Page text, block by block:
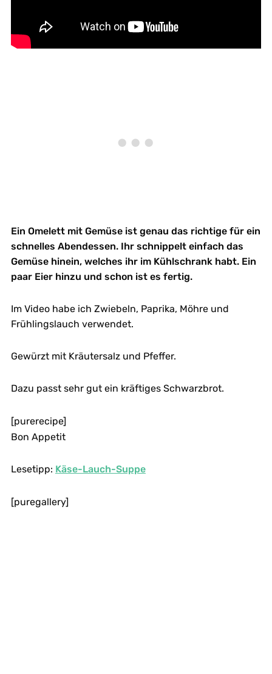
Ein Omelett mit Gemüse ist genau das richtige für ein
schnelles Abendessen. Ihr schnippelt einfach das
Gemüse hinein, welches ihr im Kühlschrank habt. Ein
paar Eier hinzu und schon ist es fertig.
Im Video habe ich Zwiebeln, Paprika, Möhre und
Frühlingslauch verwendet.
Gewürzt mit Kräutersalz und Pfeffer.
Dazu passt sehr gut ein kräftiges Schwarzbrot.
[purerecipe]
Bon Appetit
Lesetipp: Käse-Lauch-Suppe
[puregallery]